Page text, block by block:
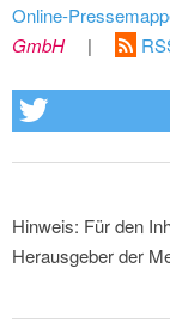
Online-
GmbH
|
Hinweis: Für den
Herausgeber der